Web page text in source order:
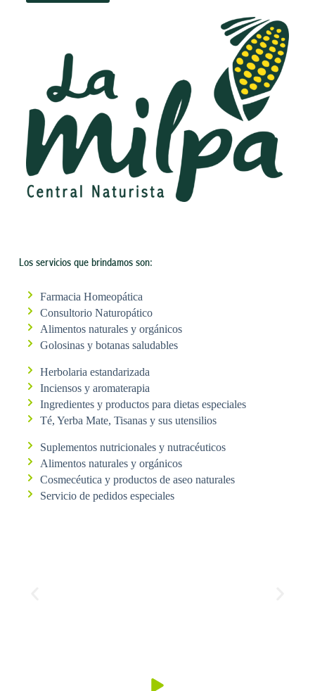
Los servicios que brindamos son:
Farmacia Homeopática
Consultorio Naturopático
Alimentos naturales y orgánicos
Golosinas y botanas saludables
Herbolaria estandarizada
Inciensos y aromaterapia
Ingredientes y productos para dietas especiales
Té, Yerba Mate, Tisanas y sus utensilios
Suplementos nutricionales y nutracéuticos
Alimentos naturales y orgánicos
Cosmecéutica y productos de aseo naturales
Servicio de pedidos especiales